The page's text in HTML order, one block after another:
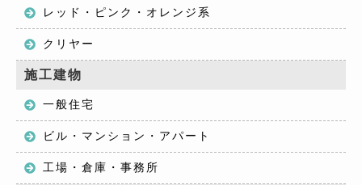
レッド・ピンク・オレンジ系
クリヤー
施工建物
一般住宅
ビル・マンション・アパート
工場・倉庫・事務所